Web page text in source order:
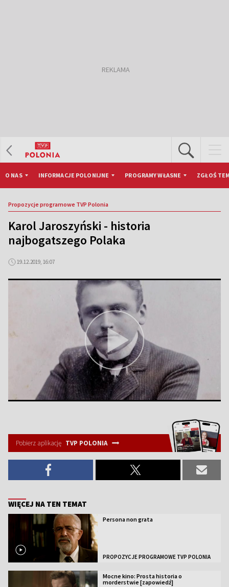
O NAS INFORMACJE POLONIJNE PROGRAMY WŁASNE ZGŁOŚ
Propozycje programowe TVP Polonia
Karol Jaroszyński - historia
najbogatszego Polaka
19.12.2019, 16:07
Pobierz aplikację TVP POLONIA
WIĘCEJ NA TEN TEMAT
Persona non grata
PROPOZYCJE PROGRAMOWE TVP POLONIA
Mocne kino: Prosta historia o
morderstwie [zapowiedź]